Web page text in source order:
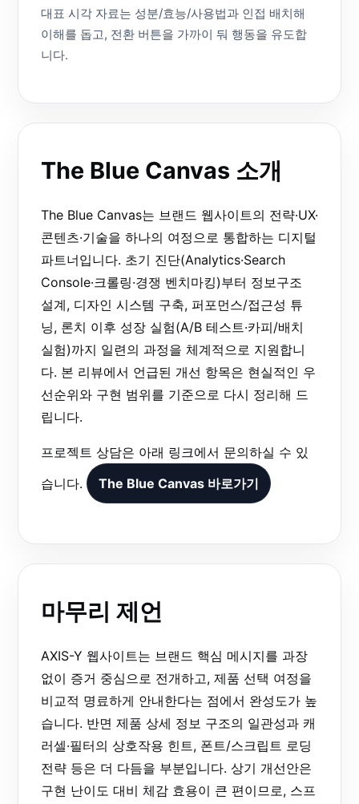
대표 시각 자료는 성분/효능/사용법과 인접 배치해
이해를 돕고, 전환 버튼을 가까이 둬 행동을 유도합
니다.
The Blue Canvas 소개
The Blue Canvas는 브랜드 웹사이트의 전략·UX·
콘텐츠·기술을 하나의 여정으로 통합하는 디지털
파트너입니다. 초기 진단(Analytics·Search
Console·크롤링·경쟁 벤치마킹)부터 정보구조
설계, 디자인 시스템 구축, 퍼포먼스/접근성 튜
닝, 론치 이후 성장 실험(A/B 테스트·카피/배치
실험)까지 일련의 과정을 체계적으로 지원합니
다. 본 리뷰에서 언급된 개선 항목은 현실적인 우
선순위와 구현 범위를 기준으로 다시 정리해 드
립니다.
프로젝트 상담은 아래 링크에서 문의하실 수 있
습니다.
The Blue Canvas 바로가기
마무리 제언
AXIS-Y 웹사이트는 브랜드 핵심 메시지를 과장
없이 증거 중심으로 전개하고, 제품 선택 여정을
비교적 명료하게 안내한다는 점에서 완성도가 높
습니다. 반면 제품 상세 정보 구조의 일관성과 캐
러셀·필터의 상호작용 힌트, 폰트/스크립트 로딩
전략 등은 더 다듬을 부분입니다. 상기 개선안은
구현 난이도 대비 체감 효용이 큰 편이므로, 스프